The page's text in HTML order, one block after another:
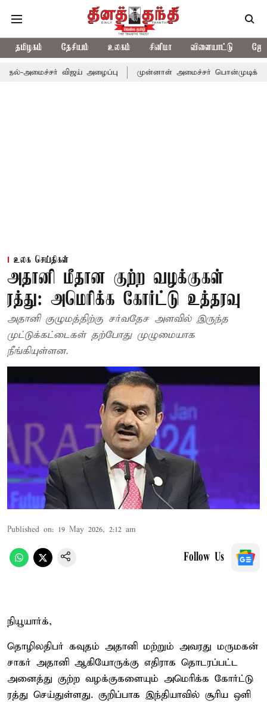
தமிழகம் தேசியம் உலகம் சினிமா விளையாட்டு
அமைச்சர் விஜய் அழைப்பு முன்னாள் அமைச்சர் பொன்முடிக்கு
உலக செய்திகள்
அதானி மீதான குற்ற வழக்குகள்
ரத்து: அமெரிக்க கோர்ட்டு உத்தரவு
அதானி குழுமத்திற்கு சர்வதேச அளவில் இருந்த
முட்டுக்கட்டைகள் தற்போது முழுமையாக
நீங்கியுள்ளன.
Published on: 19 May 2026, 2:12 am
Follow Us
நியூயார்க்,
தொழிலதிபர் கவுதம் அதானி மற்றும் அவரது மருமகன்
சாகர் அதானி ஆகியோருக்கு எதிராக தொடரப்பட்ட
அனைத்து குற்ற வழக்குகளையும் அமெரிக்க கோர்ட்டு
ரத்து செய்துள்ளது. குறிப்பாக இந்தியாவில் சூரிய ஒளி